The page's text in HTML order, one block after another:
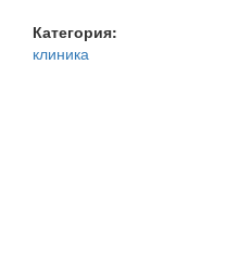
Категория:
клиника